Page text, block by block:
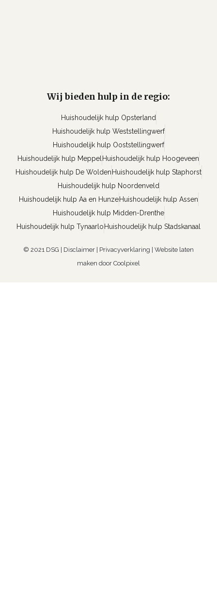
Wij bieden hulp in de regio:
Huishoudelijk hulp Opsterland
Huishoudelijk hulp Weststellingwerf
Huishoudelijk hulp Ooststellingwerf
Huishoudelijk hulp Meppel Huishoudelijk hulp Hoogeveen
Huishoudelijk hulp De Wolden Huishoudelijk hulp Staphorst
Huishoudelijk hulp Noordenveld
Huishoudelijk hulp Aa en Hunze Huishoudelijk hulp Assen
Huishoudelijk hulp Midden-Drenthe
Huishoudelijk hulp Tynaarlo Huishoudelijk hulp Stadskanaal
© 2021 DSG | Disclaimer Privacyverklaring
Website laten
maken door Coolpixel